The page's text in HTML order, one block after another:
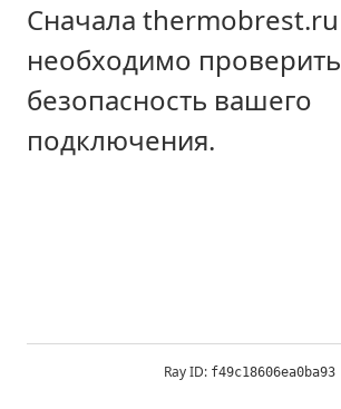
Сначала thermobrest.ru
необходимо проверить
безопасность вашего
подключения.
Ray ID: f49c18606ea0ba93